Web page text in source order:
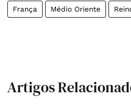
França Médio Oriente
Artigos